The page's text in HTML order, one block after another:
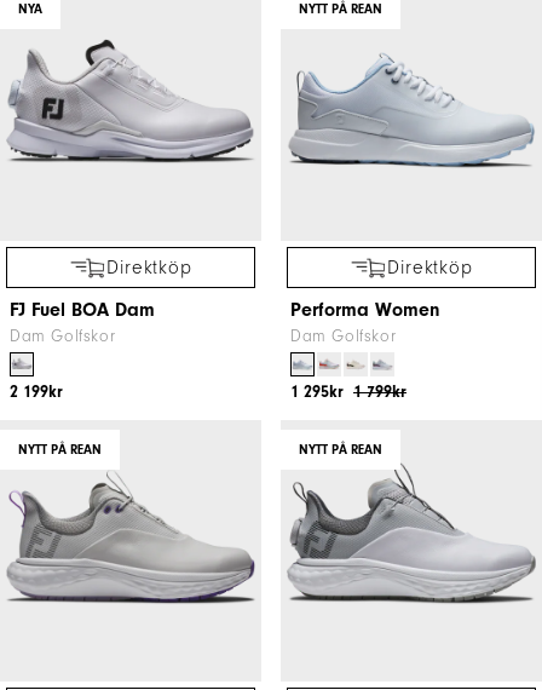
NYA
Direktköp
FJ Fuel BOA Dam
Dam Golfskor
2 199kr
NYTT PÅ REAN
Direktköp
Performa Women
Dam Golfskor
1 799kr
1 295kr
NYTT PÅ REAN NYTT PÅ REAN